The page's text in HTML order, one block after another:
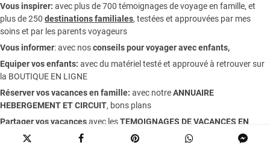
Vous inspirer: avec plus de 700 témoignages devoyage en famille, et
plus de 250 destinations familiales, testées et approuvées par mes
soins et par les parents voyageurs
Vous informer:avec nosconseils pour voyager avec enfants,
Equiper vos enfants: avec du matériel testé et approuvé à retrouver sur
la BOUTIQUE EN LIGNE
Réserver vos vacances en famille: avec notreANNUAIRE
HEBERGEMENT ET CIRCUIT, bons plans
Partager vos vacancesavec lesTEMOIGNAGES DE VACANCES EN
FAMILLE
et une
NEWSLETTER